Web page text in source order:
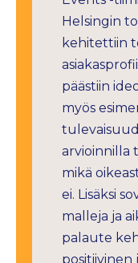
Helsingin
kehitettiin
päästiin
myös
arvioinnilla
mikä
ei. Lisäksi
malleja ja
palaute
positiivinen